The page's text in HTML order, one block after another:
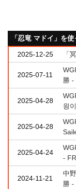
「忍竜 マドイ」を
2025-12-25 「
2025-07-11
勝 -
2025-04-28
읭
2025-04-28
2025-04-24
-
2024-11-21
中
勝 -